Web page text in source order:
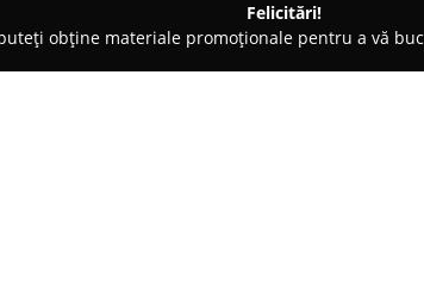
Felicitări!
obține materiale promoționale pentru a vă